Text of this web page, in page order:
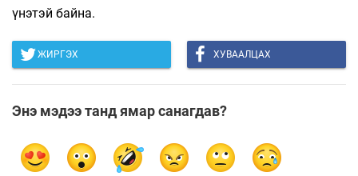
үнэтэй байна.
ЖИРГЭХ ХУВААЛЦАХ
Энэ мэдээ танд ямар санагдав?